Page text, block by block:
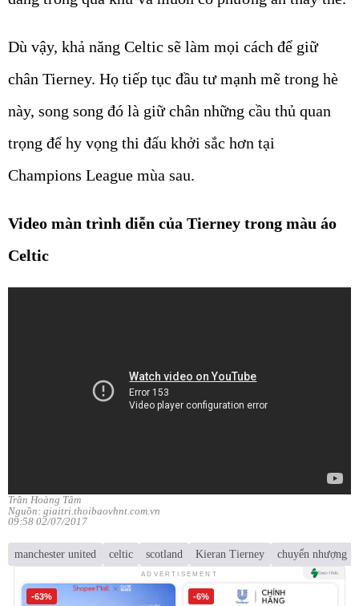
Dù vậy, khả năng Celtic sẽ làm mọi cách để giữ
chân Tierney. Họ tiếp tục đầu tư mạnh mẽ trong hè
này, song song đó là giữ chân những cầu thủ quan
trọng để hy vọng thi đấu khởi sắc hơn tại
Champions League mùa sau.
Video màn trình diễn của Tierney trong màu áo
Celtic
Trần Hoàng Tâm
Nguồn: giaitri.thoibaovhnt.com.vn
09:58 02/07/2017
manchester united celtic scotland Kieran Tierney chuyển nhượng
ADVERTISEMENT
-63% -6%